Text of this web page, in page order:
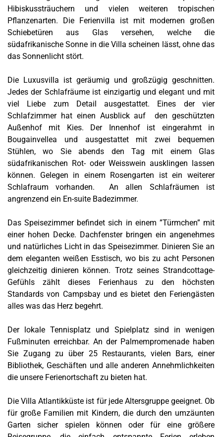
Hibiskussträuchern und vielen weiteren tropischen
Pflanzenarten. Die Ferienvilla ist mit modernen großen
Schiebetüren aus Glas versehen, welche die
südafrikanische Sonne in die Villa scheinen lässt, ohne das
das Sonnenlicht stört.
Die Luxusvilla ist geräumig und großzügig geschnitten.
Jedes der Schlafräume ist einzigartig und elegant und mit
viel Liebe zum Detail ausgestattet. Eines der vier
Schlafzimmer hat einen Ausblick auf den geschützten
Außenhof mit Kies. Der Innenhof ist eingerahmt in
Bougainvellea und ausgestattet mit zwei bequemen
Stühlen, wo Sie abends den Tag mit einem Glas
südafrikanischen Rot- oder Weisswein ausklingen lassen
können. Gelegen in einem Rosengarten ist ein weiterer
Schlafraum vorhanden. An allen Schlafräumen ist
angrenzend ein En-suite Badezimmer.
Das Speisezimmer befindet sich in einem ”Türmchen” mit
einer hohen Decke. Dachfenster bringen ein angenehmes
und natürliches Licht in das Speisezimmer. Dinieren Sie an
dem eleganten weißen Esstisch, wo bis zu acht Personen
gleichzeitig dinieren können. Trotz seines Strandcottage-
Gefühls zählt dieses Ferienhaus zu den höchsten
Standards von Campsbay und es bietet den Feriengästen
alles was das Herz begehrt.
Der lokale Tennisplatz und Spielplatz sind in wenigen
Fußminuten erreichbar. An der Palmempromenade haben
Sie Zugang zu über 25 Restaurants, vielen Bars, einer
Bibliothek, Geschäften und alle anderen Annehmlichkeiten
die unsere Ferienortschaft zu bieten hat.
Die Villa Atlantikküste ist für jede Altersgruppe geeignet. Ob
für große Familien mit Kindern, die durch den umzäunten
Garten sicher spielen können oder für eine größere